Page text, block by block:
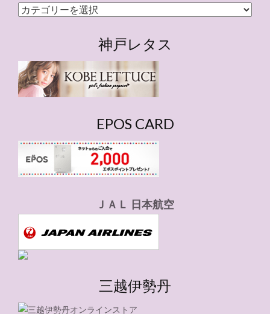
カ
ー
神戸レタス
EPOS CARD
ＪＡＬ 日本航空
三越伊勢丹